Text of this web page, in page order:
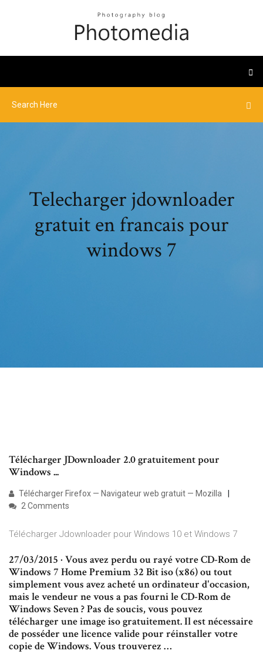
Telecharger jdownloader
gratuit en francais pour
windows 7
Télécharger JDownloader 2.0 gratuitement pour
Windows ...
Télécharger Firefox — Navigateur web gratuit — Mozilla
2 Comments
Télécharger Jdownloader pour Windows 10 et Windows 7
27/03/2015 · Vous avez perdu ou rayé votre CD-Rom de
Windows 7 Home Premium 32 Bit iso (x86) ou tout
simplement vous avez acheté un ordinateur d'occasion,
mais le vendeur ne vous a pas fourni le CD-Rom de
Windows Seven ? Pas de soucis, vous pouvez
télécharger une image iso gratuitement. Il est nécessaire
de posséder une licence valide pour réinstaller votre
copie de Windows. Vous trouverez …